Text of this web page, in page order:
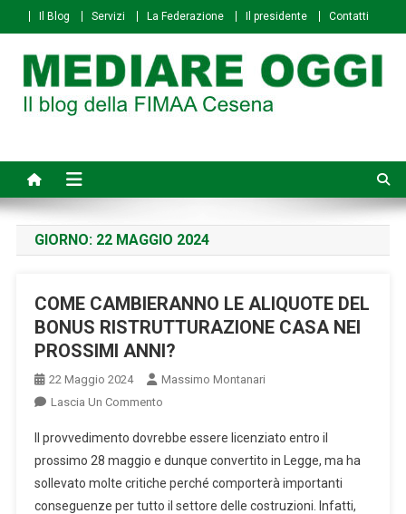
to
content
Il Blog Servizi La Federazione Il presidente Contatti
GIORNO: 22 MAGGIO 2024
COME CAMBIERANNO LE ALIQUOTE DEL
BONUS RISTRUTTURAZIONE CASA NEI
PROSSIMI ANNI?
22 Maggio 2024
Massimo Montanari
Lascia Un CommentoOn
CAMBIERANNO
LE
ALIQUOTE
DEL
Il provvedimento dovrebbe essere licenziato entro il
prossimo 28 maggio e dunque convertito in Legge, ma ha
sollevato molte critiche perché comporterà importanti
conseguenze per tutto il settore delle costruzioni. Infatti,